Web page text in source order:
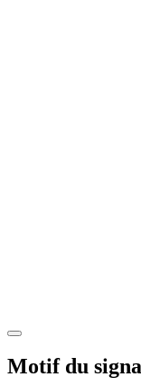
Motif du